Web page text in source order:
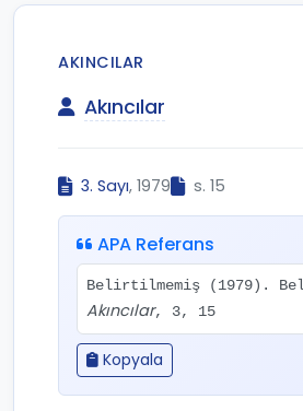
AKINCILAR
Akıncılar
3. Sayı, 1979 s. 15
APA Referans
Belirtilmemiş (1979).
Akıncılar, 3, 15
Kopyala